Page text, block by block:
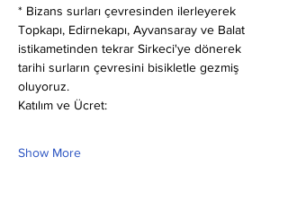
* Bizans surları çevresinden ilerleyerek
Topkapı, Edirnekapı, Ayvansaray ve Balat
istikametinden tekrar Sirkeci'ye dönerek
tarihi surların çevresini bisikletle gezmiş
oluyoruz.
Katılım ve Ücret:
Show More